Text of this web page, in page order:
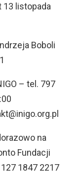
13 listopada
Boboli
– tel. 797
na
Fundacji
1847 2217